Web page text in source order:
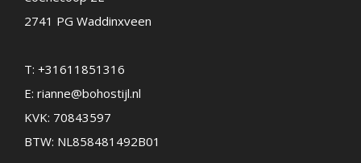
2741 PG Waddinxveen
T: +31611851316
E: rianne@bohostijl.nl
KVK: 70843597
BTW: NL858481492B01